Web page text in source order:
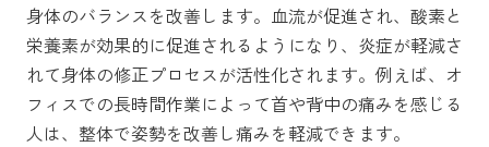
身体のバランスを改善します。血流が促進され、酸素と
栄養素が効果的に促進されるようになり、炎症が軽減さ
れて身体の修正プロセスが活性化されます。例えば、オ
フィスでの長時間作業によって首や背中の痛みを感じる
人は、整体で姿勢を改善し痛みを軽減できます。